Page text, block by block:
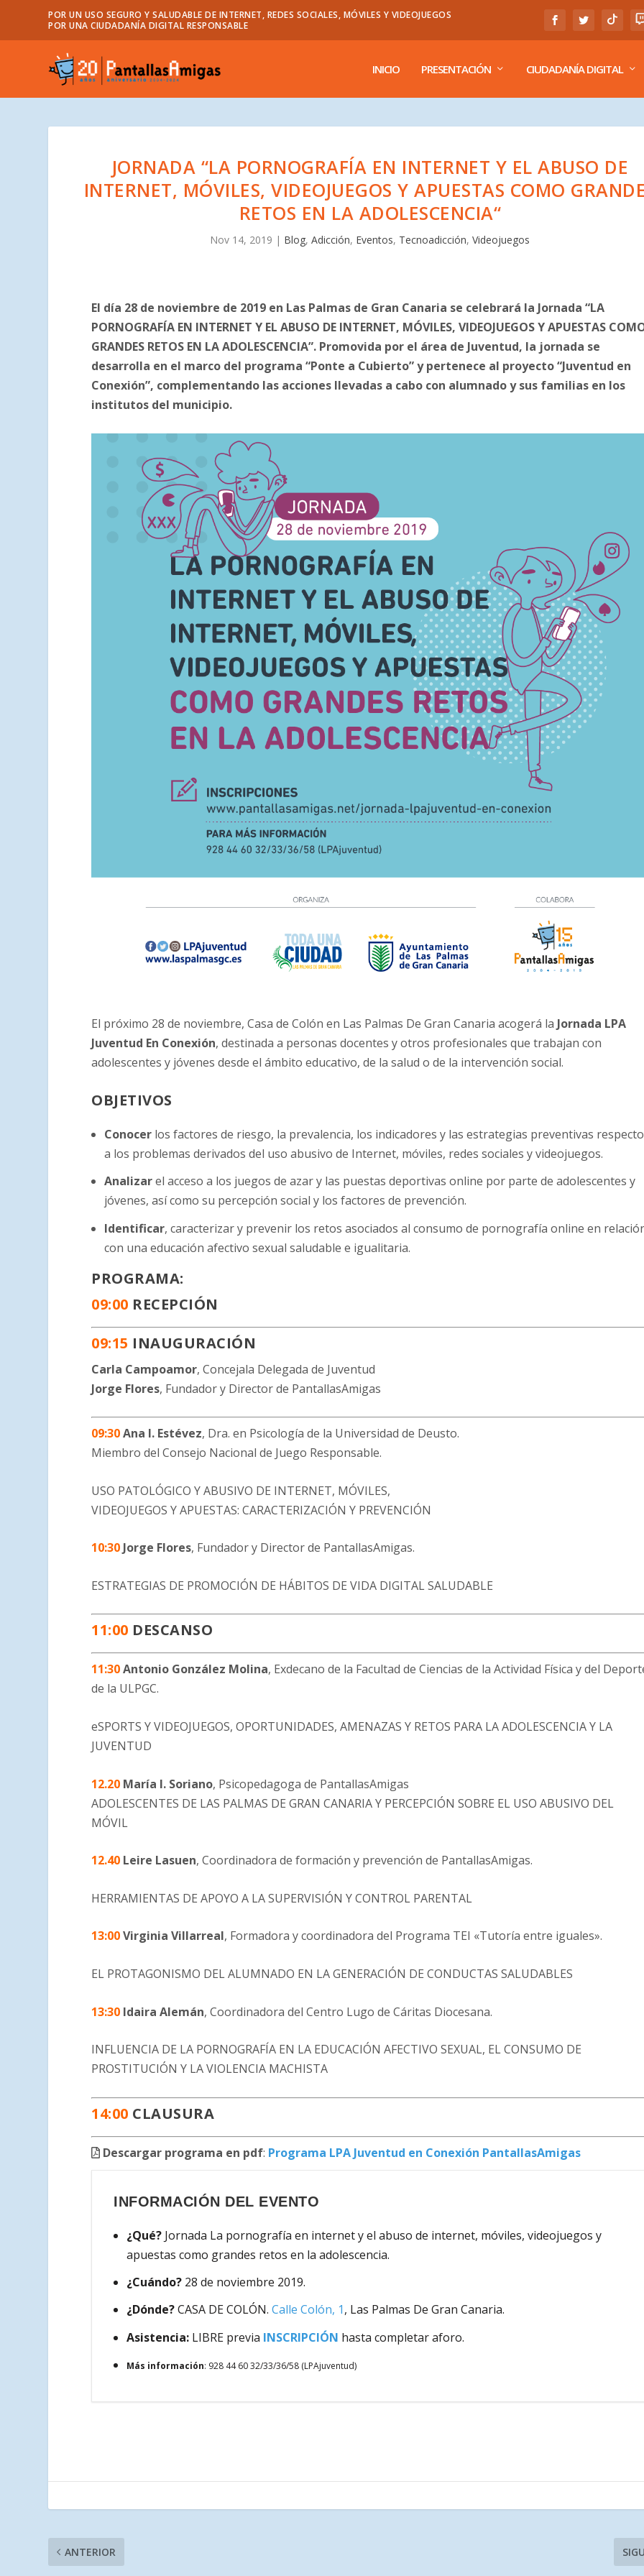
POR UN USO SEGURO Y SALUDABLE DE INTERNET, REDES SOCIALES, MÓVILES Y VIDEOJUEGOS
POR UNA CIUDADANÍA DIGITAL RESPONSABLE
INICIO PRESENTACIÓN CIUDADANÍA DIGITAL
JORNADA “LA PORNOGRAFÍA EN INTERNET Y EL ABUSO DE
INTERNET, MÓVILES, VIDEOJUEGOS Y APUESTAS COMO
RETOS EN LA ADOLESCENCIA“
Nov 14, 2019 | Blog,Adicción, Eventos, Tecnoadicción,Videojuegos
El día 28 de noviembre de 2019 en Las Palmas de Gran Canaria se celebrará la Jornada “LA
PORNOGRAFÍA EN INTERNET Y EL ABUSO DE INTERNET, MÓVILES, VIDEOJUEGOS Y APUESTAS
GRANDES RETOS EN LA ADOLESCENCIA”. Promovida por el área de Juventud, la jornada se
desarrolla en el marco del programa “Ponte a Cubierto” y pertenece al proyecto “Juventud en
Conexión”, complementando las acciones llevadas a cabo con alumnado y sus familias en los
institutos del municipio.
El próximo 28 de noviembre, Casa de Colón en Las Palmas De Gran Canaria acogerá la Jornada LPA
Juventud En Conexión, destinada a personas docentes y otros profesionales que trabajan con
adolescentes y jóvenes desde el ámbito educativo, de la salud o de la intervención social.
OBJETIVOS
Conocer los factores de riesgo, la prevalencia, los indicadores y las estrategias preventivas respecto
a los problemas derivados del uso abusivo de Internet, móviles, redes sociales y videojuegos.
Analizarel acceso a los juegos de azar y las puestas deportivas online por parte de adolescentes y
jóvenes, así como su percepción social y los factores de prevención.
Identificar, caracterizar y prevenir los retos asociados al consumo de pornografía online en
con una educación afectivo sexual saludable e igualitaria.
PROGRAMA:
09:00 RECEPCIÓN
09:15 INAUGURACIÓN
Carla Campoamor, Concejala Delegada de Juventud
Jorge Flores, Fundador y Director de PantallasAmigas
09:30Ana I. Estévez, Dra. en Psicología de la Universidad de Deusto.
Miembro del Consejo Nacional de Juego Responsable.
USO PATOLÓGICO Y ABUSIVO DE INTERNET, MÓVILES,
VIDEOJUEGOS Y APUESTAS: CARACTERIZACIÓN Y PREVENCIÓN
10:30 Jorge Flores, Fundador y Director de PantallasAmigas.
ESTRATEGIAS DE PROMOCIÓN DE HÁBITOS DE VIDA DIGITAL SALUDABLE
11:00 DESCANSO
11:30Antonio González Molina, Exdecano de la Facultad de Ciencias de la Actividad Física y del
de la ULPGC.
eSPORTS Y VIDEOJUEGOS, OPORTUNIDADES, AMENAZAS Y RETOS PARA LA ADOLESCENCIA Y LA
JUVENTUD
12.20 María I. Soriano, Psicopedagoga de PantallasAmigas
ADOLESCENTES DE LAS PALMAS DE GRAN CANARIA Y PERCEPCIÓN SOBRE EL USO ABUSIVO DEL
MÓVIL
12.40 Leire Lasuen, Coordinadora de formación y prevención de PantallasAmigas.
HERRAMIENTAS DE APOYO A LA SUPERVISIÓN Y CONTROL PARENTAL
13:00Virginia Villarreal, Formadora y coordinadora del Programa TEI «Tutoría entre iguales».
EL PROTAGONISMO DEL ALUMNADO EN LA GENERACIÓN DE CONDUCTAS SALUDABLES
13:30 Idaira Alemán, Coordinadora del Centro Lugo de Cáritas Diocesana.
INFLUENCIA DE LA PORNOGRAFÍA EN LA EDUCACIÓN AFECTIVO SEXUAL, EL CONSUMO DE
PROSTITUCIÓN Y LA VIOLENCIA MACHISTA
14:00 CLAUSURA
Descargar programa en pdf: Programa LPA Juventud en Conexión PantallasAmigas
INFORMACIÓN DEL EVENTO
¿Qué? Jornada La pornografía en internet y el abuso de internet, móviles, videojuegos y
apuestas como grandes retos en la adolescencia.
¿Cuándo? 28 de noviembre 2019.
¿Dónde?CASA DE COLÓN.Calle Colón, 1, Las Palmas De Gran Canaria.
Asistencia: LIBRE previa INSCRIPCIÓN hasta completar aforo.
Más información: 928 44 60 32/33/36/58 (LPAjuventud)
ANTERIOR